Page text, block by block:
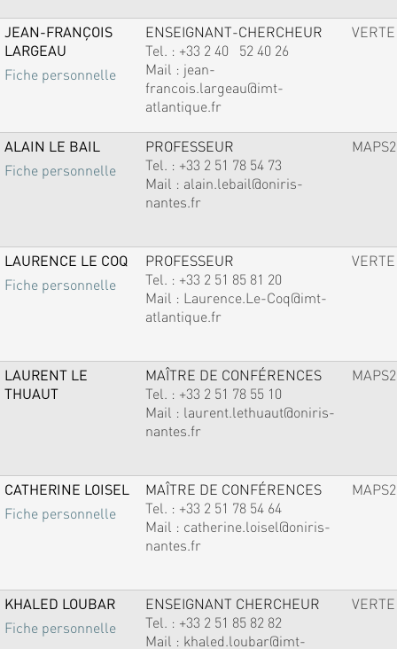
JEAN-FRANÇOIS
LARGEAU
Fiche personnelle
ENSEIGNANT-CHERCHEUR
Tel. : +33 2 40 52 40 26
Mail : jean-
francois.largeau@imt-
atlantique.fr
VERTE
ALAIN LE BAIL
Fiche personnelle
PROFESSEUR
Tel. : +33 2 51 78 54 73
Mail : alain.lebail@oniris-
nantes.fr
MAPS2
LAURENCE LE COQ
Fiche personnelle
PROFESSEUR
Tel. : +33 2 51 85 81 20
Mail : Laurence.Le-Coq@imt-
atlantique.fr
VERTE
LAURENT LE
THUAUT
MAÎTRE DE CONFÉRENCES
Tel. : +33 2 51 78 55 10
Mail : laurent.lethuaut@oniris-
nantes.fr
MAPS2
CATHERINE LOISEL
Fiche personnelle
MAÎTRE DE CONFÉRENCES
Tel. : +33 2 51 78 54 64
Mail : catherine.loisel@oniris-
nantes.fr
MAPS2
KHALED LOUBAR
Fiche personnelle
ENSEIGNANT CHERCHEUR
Tel. : +33 2 51 85 82 82
Mail : khaled.loubar@imt-
VERTE